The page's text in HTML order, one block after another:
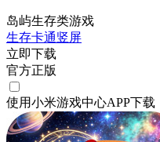
岛屿生存类游戏
生存卡通竖屏
立即下载
官方正版
使用小米游戏中心APP下载